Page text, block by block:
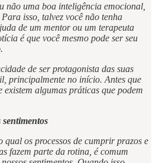
não uma boa inteligência emocional,
isso, talvez você não tenha
de um mentor ou um terapeuta
é que você mesmo pode ser seu
de ser protagonista das suas
principalmente no início. Antes que
existem algumas práticas que podem
sentimentos
os processos de cumprir prazos e
fazem parte da rotina, é comum